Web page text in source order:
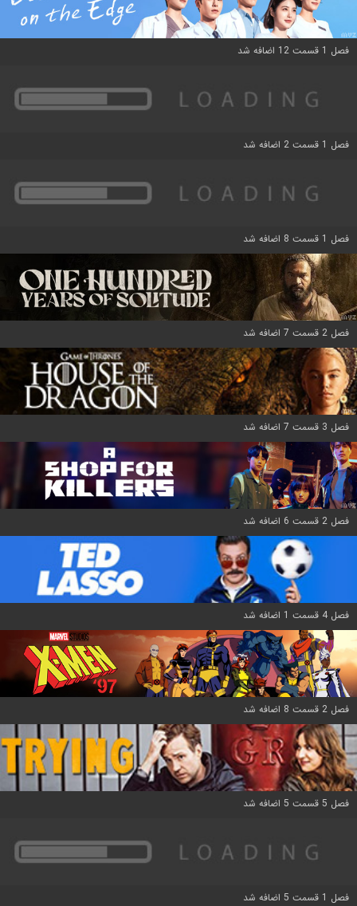
فصل 1 قسمت 12 اضافه شد
فصل 1 قسمت 2 اضافه شد
فصل 1 قسمت 8 اضافه شد
فصل 2 قسمت 7 اضافه شد
فصل 3 قسمت 7 اضافه شد
فصل 2 قسمت 6 اضافه شد
فصل 4 قسمت 1 اضافه شد
فصل 2 قسمت 8 اضافه شد
فصل 5 قسمت 5 اضافه شد
فصل 1 قسمت 5 اضافه شد